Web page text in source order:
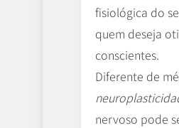
fisiológica do
quem deseja
conscientes.
Diferente de
nervoso pode